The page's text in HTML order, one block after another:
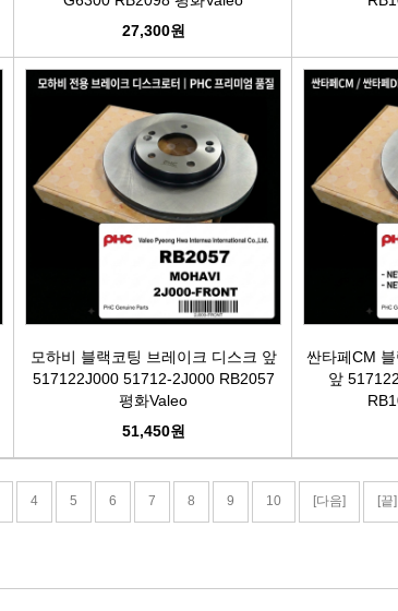
27,300원
모하비 블랙코팅 브레이크 디스크 앞
517122J000 51712-2J000 RB2057
평화Valeo
51,450원
싼타페CM
앞
4 5 6 7 8 9 10 [다음] [끝]